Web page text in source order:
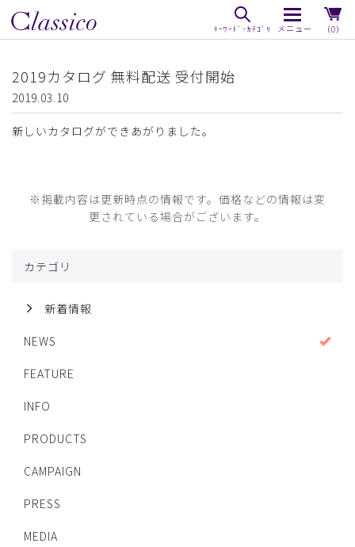
（0）
2019カタログ 無料配送 受付開始
2019.03.10
新しいカタログができあがりました。
※掲載内容は更新時点の情報です。価格などの情報は変
更されている場合がございます。
カテゴリ
新着情報
NEWS
FEATURE
INFO
PRODUCTS
CAMPAIGN
PRESS
MEDIA